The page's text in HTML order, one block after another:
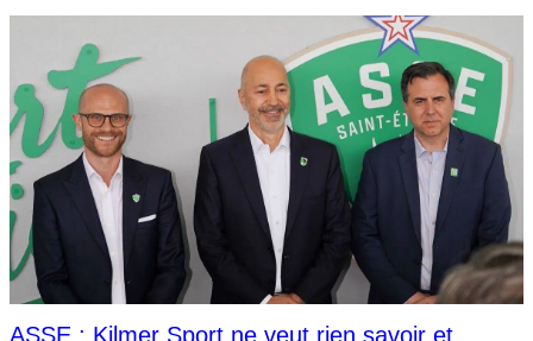
ASSE : Kilmer Sport ne veut rien savoir et